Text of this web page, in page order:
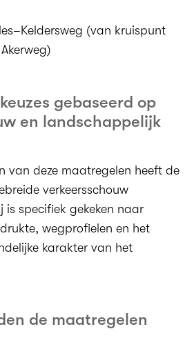
(van kruispunt
gebaseerd op
en landschappelijk
van deze maatregelen heeft de
verkeersschouw
is specifiek gekeken naar
wegprofielen en het
karakter van het
de maatregelen